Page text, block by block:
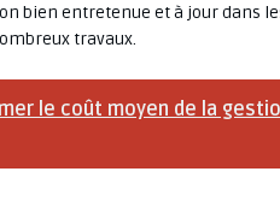
bien entretenue et à jour dans
travaux.
le coût moyen de la